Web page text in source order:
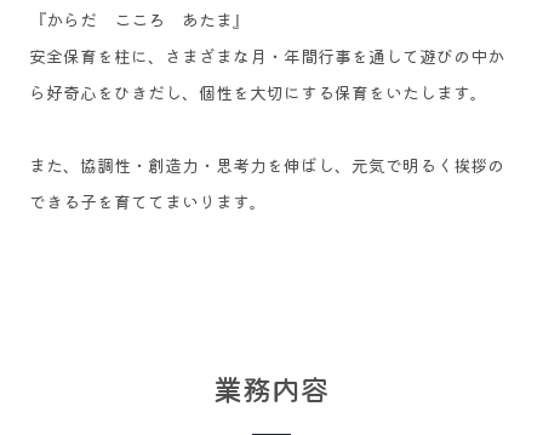
『からだ こころ あたま』
安全保育を柱に、さまざまな月・年間行事を通して遊びの中か
ら好奇心をひきだし、個性を大切にする保育をいたします。
​また、協調性・創造力・思考力を伸ばし、元気で明るく挨拶の
できる子を育ててまいります。
業務内容